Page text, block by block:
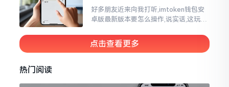
好多朋友近来向我打听,imtoken钱包安
卓版最新版本要怎么操作,说实话,这玩意
都快两年了,从1.8版本一直跟到现在的2.
0版本
点击查看更多
热门阅读